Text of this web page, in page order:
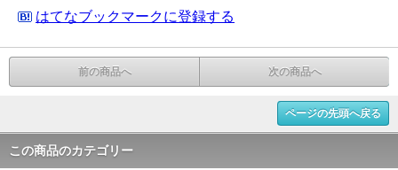
はてなブックマークに登録する
前の商品へ 次の商品へ
ページの先頭へ戻る
この商品のカテゴリー